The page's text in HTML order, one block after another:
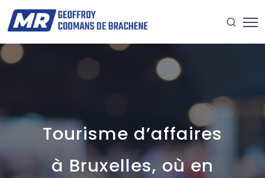
Tourisme d’affaires
à Bruxelles, où en